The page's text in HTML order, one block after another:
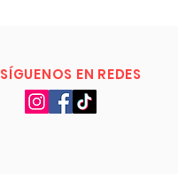
SÍGUENOS EN REDES